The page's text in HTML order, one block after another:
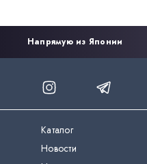
Напрямую из Японии
Каталог
Новости